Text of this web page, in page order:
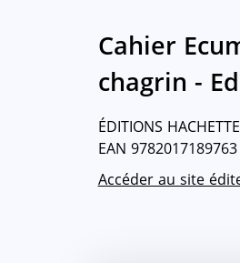
Cahier
chagrin -
ÉDITIONS
EAN 9782017189763
Accéder au site